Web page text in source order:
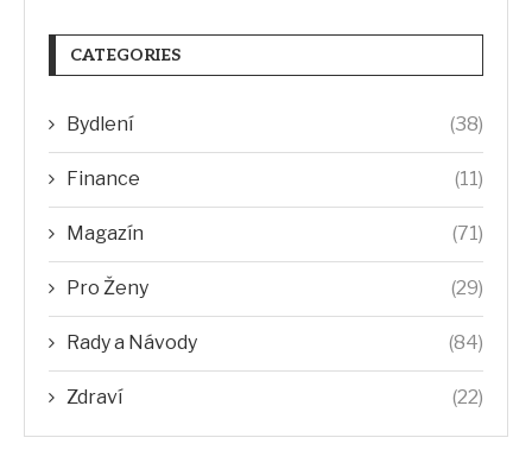
CATEGORIES
Bydlení (38)
Finance (11)
Magazín (71)
Pro Ženy (29)
Rady a Návody (84)
Zdraví (22)